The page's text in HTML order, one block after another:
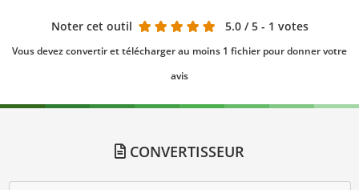
Noter cet outil 5.0 / 5 - 1 votes
Vous devez convertir et télécharger au moins 1 fichier pour donner votre
avis
CONVERTISSEUR